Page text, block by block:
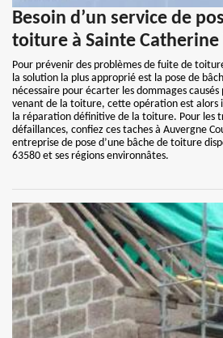
Besoin d’un service de
toiture à Sainte Catherine
Pour prévenir des problèmes de fuite de
la solution la plus approprié est la pose de
nécessaire pour écarter les dommages
venant de la toiture, cette opération est alors
la réparation définitive de la toiture. Pour les
défaillances, confiez ces taches à Auvergne
entreprise de pose d’une bâche de toiture
63580 et ses régions environnâtes.